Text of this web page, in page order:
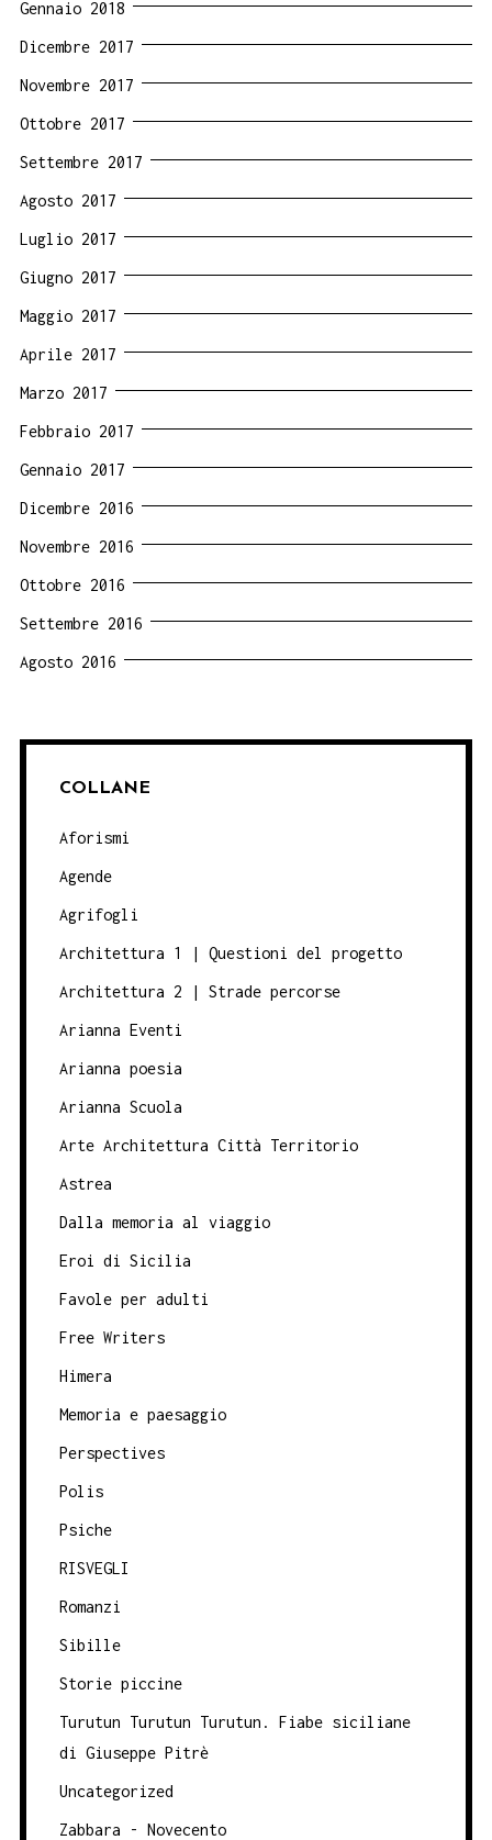
Gennaio 2018
Dicembre 2017
Novembre 2017
Ottobre 2017
Settembre 2017
Agosto 2017
Luglio 2017
Giugno 2017
Maggio 2017
Aprile 2017
Marzo 2017
Febbraio 2017
Gennaio 2017
Dicembre 2016
Novembre 2016
Ottobre 2016
Settembre 2016
Agosto 2016
COLLANE
Aforismi
Agende
Agrifogli
Architettura 1 | Questioni del progetto
Architettura 2 | Strade percorse
Arianna Eventi
Arianna poesia
Arianna Scuola
Arte Architettura Città Territorio
Astrea
Dalla memoria al viaggio
Eroi di Sicilia
Favole per adulti
Free Writers
Himera
Memoria e paesaggio
Perspectives
Polis
Psiche
RISVEGLI
Romanzi
Sibille
Storie piccine
Turutun Turutun Turutun. Fiabe siciliane
di Giuseppe Pitrè
Uncategorized
Zabbara - Novecento